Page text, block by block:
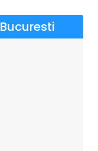
Bucuresti